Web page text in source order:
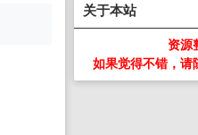
关于本站
资源
如果觉得不错，请